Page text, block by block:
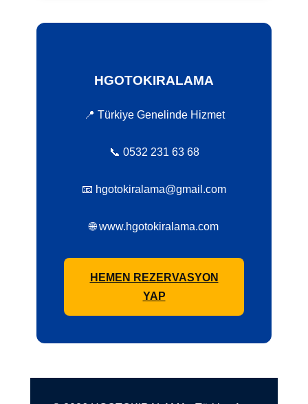
HGOTOKIRALAMA
📍 Türkiye Genelinde Hizmet
📞 0532 231 63 68
📧 hgotokiralama@gmail.com
🌐 www.hgotokiralama.com
HEMEN REZERVASYON
YAP